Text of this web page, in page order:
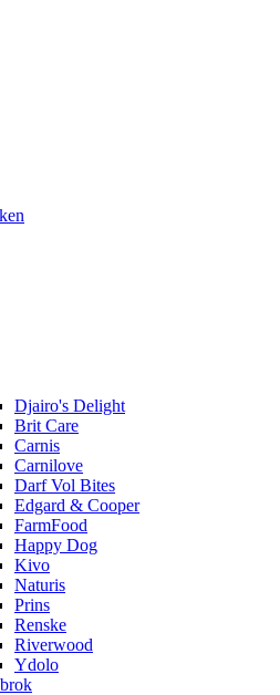
Djairo's Delight
Brit Care
Carnis
Carnilove
Darf Vol Bites
Edgard & Cooper
FarmFood
Happy Dog
Kivo
Naturis
Prins
Renske
Riverwood
Ydolo